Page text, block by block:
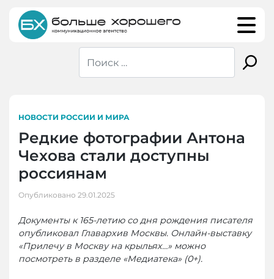
content
НОВОСТИ РОССИИ И МИРА
Редкие фотографии Антона
Чехова стали доступны
россиянам
Опубликовано 29.01.2025
Документы к 165-летию со дня рождения писателя
опубликовал Главархив Москвы. Онлайн-выставку
«Прилечу в Москву на крыльях…» можно
посмотреть в разделе «Медиатека» (0+).